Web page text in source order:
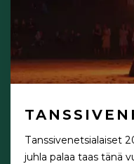
Tanssivenetsialaiset
juhla palaa taas tänä